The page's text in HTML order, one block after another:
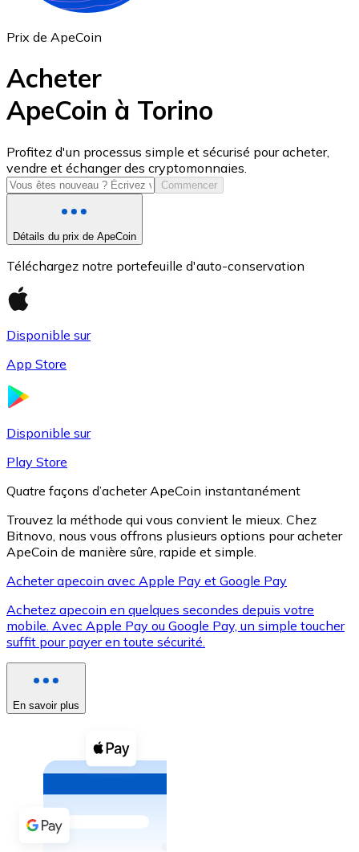
USD Coin
USDC
XRP
XRP
Voir toutes
Coupons crypto
Achetez des cryptomonnaies en espèces et d'autres
Acheter avec espèces
Virement SEPA
Prix de ApeCoin
Acheter
ApeCoin à Torino
Profitez d'un processus simple et sécurisé pour acheter,
vendre et échanger des cryptomonnaies.
Commencer
Détails du prix de ApeCoin
Téléchargez notre portefeuille d'auto-conservation
Disponible sur
App Store
Disponible sur
Play Store
Quatre façons d’acheter ApeCoin instantanément
Trouvez la méthode qui vous convient le mieux. Chez
Bitnovo, nous vous offrons plusieurs options pour acheter
ApeCoin de manière sûre, rapide et simple.
Acheter apecoin avec Apple Pay et Google Pay
Achetez apecoin en quelques secondes depuis votre
mobile. Avec Apple Pay ou Google Pay, un simple toucher
suffit pour payer en toute sécurité.
En savoir plus